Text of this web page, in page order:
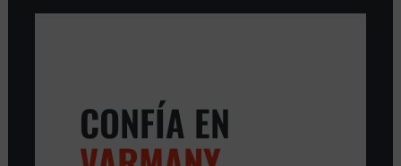
CONFÍA EN